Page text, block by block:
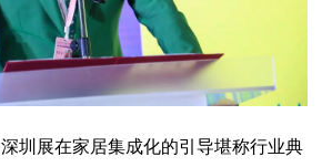
圳展在家居集成化的引导堪称行业典